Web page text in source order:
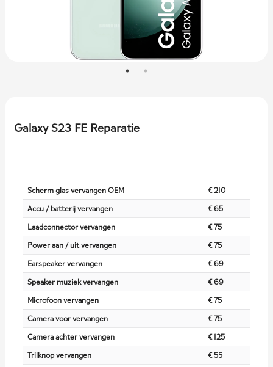
Galaxy S23 FE Reparatie
Scherm glas vervangen OEM
€ 210
Accu / batterij vervangen
€ 65
Laadconnector vervangen
€ 75
Power aan / uit vervangen
€ 75
Earspeaker vervangen
€ 69
Speaker muziek vervangen
€ 69
Microfoon vervangen
€ 75
Camera voor vervangen
€ 75
Camera achter vervangen
€ 125
Trilknop vervangen
€ 55